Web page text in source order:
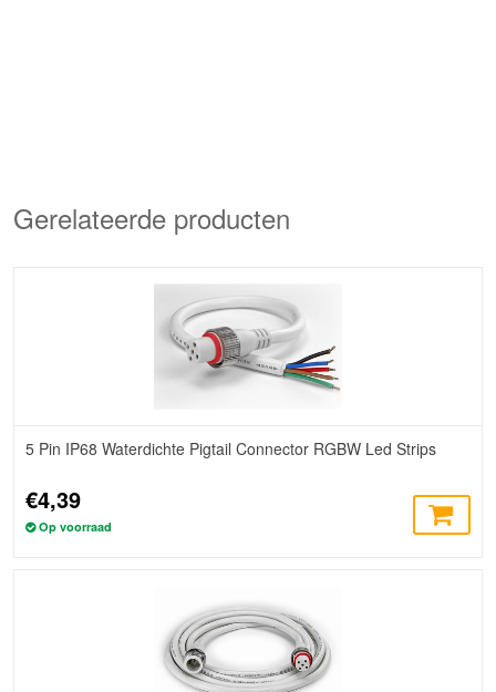
Gerelateerde producten
5 Pin IP68 Waterdichte Pigtail Connector RGBW Led Strips
€4,39
Op voorraad